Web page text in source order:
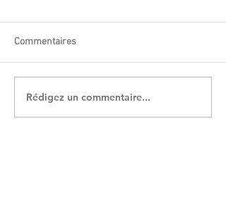
Commentaires
Rédigez un commentaire...